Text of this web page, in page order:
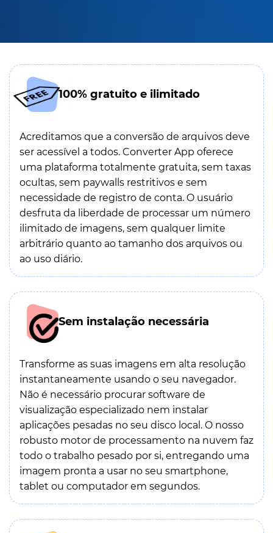
100% gratuito e ilimitado
Acreditamos que a conversão de arquivos deve
ser acessível a todos. Converter App oferece
uma plataforma totalmente gratuita, sem taxas
ocultas, sem paywalls restritivos e sem
necessidade de registro de conta. O usuário
desfruta da liberdade de processar um número
ilimitado de imagens, sem qualquer limite
arbitrário quanto ao tamanho dos arquivos ou
ao uso diário.
Sem instalação necessária
Transforme as suas imagens em alta resolução
instantaneamente usando o seu navegador.
Não é necessário procurar software de
visualização especializado nem instalar
aplicações pesadas no seu disco local. O nosso
robusto motor de processamento na nuvem faz
todo o trabalho pesado por si, entregando uma
imagem pronta a usar no seu smartphone,
tablet ou computador em segundos.